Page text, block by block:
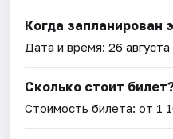
Когда запланирован
Дата и время:26
Сколько стоит
Стоимость билета: от 1